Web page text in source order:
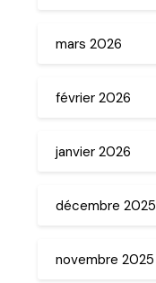
mars 2026
février 2026
janvier 2026
décembre 2025
novembre 2025